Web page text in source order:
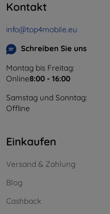
Kontakt
info@top4mobile.eu
Schreiben Sie uns
Montag bis Freitag:
Online8:00 - 16:00
Samstag und Sonntag:
Offline
Einkaufen
Versand & Zahlung
Blog
Cashback